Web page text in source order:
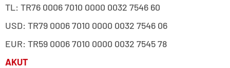
TL: TR76 0006 7010 0000 0032 7546 60
USD: TR79 0006 7010 0000 0032 7546 06
EUR: TR59 0006 7010 0000 0032 7545 78
AKUT